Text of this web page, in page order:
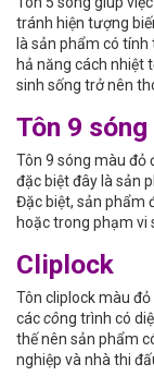
tránh hiện tượng
là sản phẩm có tính
hả năng cách nhiệt
sinh sống trở nên
Tôn 9 sóng
Tôn 9 sóng màu đỏ
đặc biệt đây là sản
Đặc biệt, sản phẩm
hoặc trong phạm vi
Cliplock
Tôn cliplock màu
cáccông trình có
thế nên sản phẩm
nghiệp và nhà thi